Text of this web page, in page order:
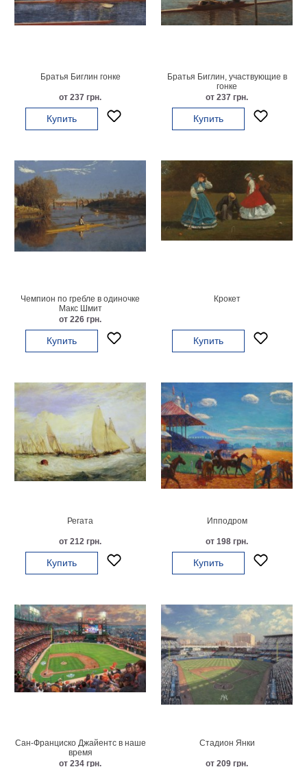
Мотивирующие
Посмотреть
Услуги
Багетная
мастерская
Рамы
Печать
размеров
Наши
работы
Братья Биглин гонке
от 237 грн.
Купить
Братья Биглин, участвующие в
гонке
от 237 грн.
Купить
Чемпион по гребле в одиночке
Макс Шмит
от 226 грн.
Купить
Крокет
Купить
Регата
от 212 грн.
Купить
Ипподром
от 198 грн.
Купить
Сан-Франциско Джайентс в наше
время
от 234 грн.
Стадион Янки
от 209 грн.